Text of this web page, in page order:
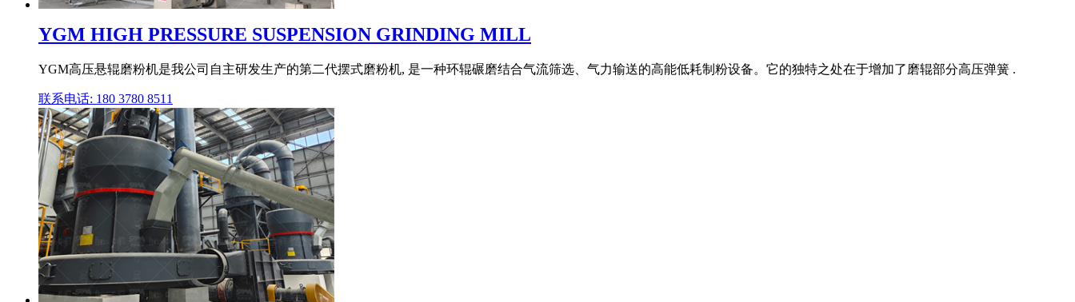
YGM HIGH PRESSURE SUSPENSION GRINDING MILL
YGM高压悬辊磨粉机是我公司自主研发生产的第二代摆式磨粉机, 是一种环辊碾磨结合气流筛选、气力输送的高能低耗制粉设备。它的独特之处在于增加了磨辊部分高压弹簧 .
联系电话: 180 3780 8511